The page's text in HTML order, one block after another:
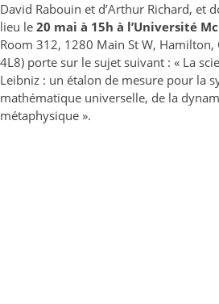
David Rabouin et d’Arthur Richard, et
lieu le 20 mai à 15h à l’Université
Room 312, 1280 Main St W, Hamilton,
4L8) porte sur le sujet suivant : « La
Leibniz : un étalon de mesure pour la
mathématique universelle, de la
métaphysique ».